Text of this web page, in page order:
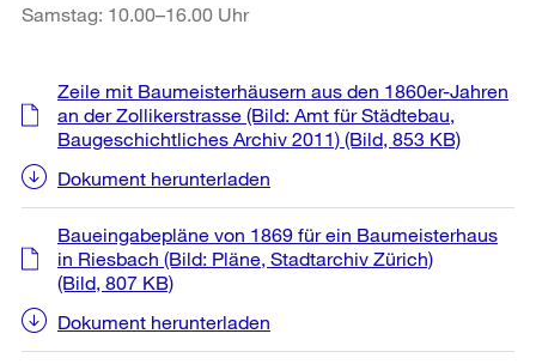
Samstag: 10.00–16.00 Uhr
Weitere
Informationen
Zeile mit Baumeisterhäusern aus den 1860er-Jahren
an der Zollikerstrasse (Bild: Amt für Städtebau,
Baugeschichtliches Archiv 2011) (Bild, 853 KB)
Dokument herunterladen
Baueingabepläne von 1869 für ein Baumeisterhaus
in Riesbach (Bild: Pläne, Stadtarchiv Zürich)
(Bild, 807 KB)
Dokument herunterladen